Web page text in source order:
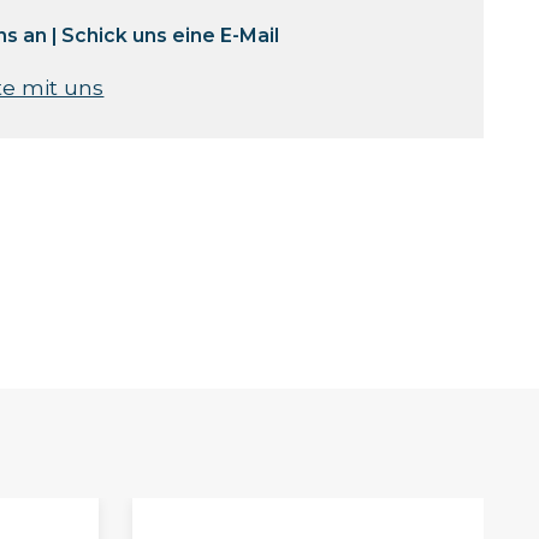
an | Schick uns eine E-Mail
mit uns